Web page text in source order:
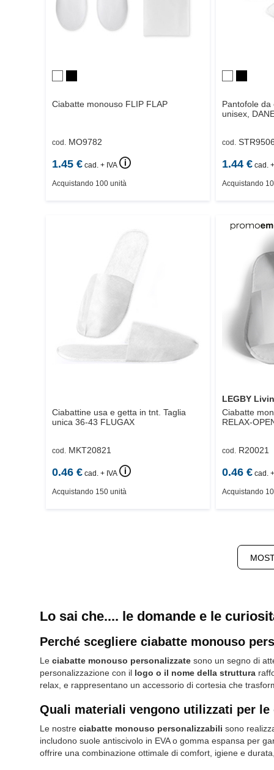
Ciabatte monouso FLIP FLAP
cod. MO9782
1.45 € cad. + IVA 🛈
Acquistando 100 unità
Pantofole da
unisex,
cod.
1.44€ cad.
Acquistando
Ciabattine usa e getta in tnt. Taglia
unica 36-43 FLUGAX
cod. MKT20821
0.46 € cad. + IVA 🛈
Acquistando 150 unità
LEGBY
Ciabatte
RELAX-
cod. R20021
0.46€ cad.
Acquistando
Lo sai che.... le domande e le
Perché scegliere ciabatte monouso
Le ciabatte monouso personalizzate sono un segno di
personalizzazione con il logo o il nome della struttura
relax, e rappresentano un accessorio di cortesia che
Quali materiali vengono utilizzati per
Le nostre ciabatte monouso personalizzabili sono
includono suole antiscivolo in EVAo gomma espansa per
offrire una combinazione ottimale di comfort, igiene e